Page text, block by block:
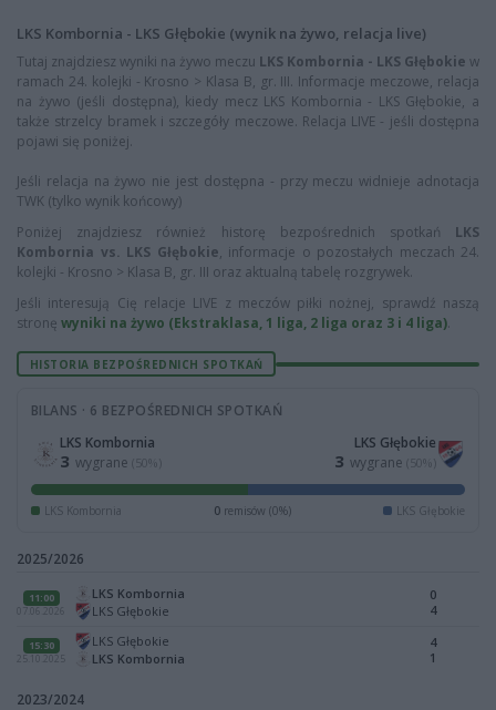
LKS Kombornia - LKS Głębokie (wynik na żywo, relacja live)
Tutaj znajdziesz wyniki na żywo meczu LKS Kombornia - LKS Głębokie w
ramach 24. kolejki - Krosno > Klasa B, gr. III. Informacje meczowe, relacja
na żywo (jeśli dostępna), kiedy mecz LKS Kombornia - LKS Głębokie, a
także strzelcy bramek i szczegóły meczowe. Relacja LIVE - jeśli dostępna
pojawi się poniżej.
Jeśli relacja na żywo nie jest dostępna - przy meczu widnieje adnotacja
TWK (tylko wynik końcowy)
Poniżej znajdziesz również historę bezpośrednich spotkań LKS
Kombornia vs. LKS Głębokie, informacje o pozostałych meczach 24.
kolejki - Krosno > Klasa B, gr. III oraz aktualną tabelę rozgrywek.
Jeśli interesują Cię relacje LIVE z meczów piłki nożnej, sprawdź naszą
stronę wyniki na żywo (Ekstraklasa, 1 liga, 2 liga oraz 3 i 4 liga).
HISTORIA BEZPOŚREDNICH SPOTKAŃ
BILANS · 6 BEZPOŚREDNICH SPOTKAŃ
LKS Kombornia
3 wygrane (50%)
LKS Głębokie
3 wygrane (50%)
LKS Kombornia 0 remisów (0%) LKS Głębokie
2025/2026
11:00
07.06.2026
LKS Kombornia
LKS Głębokie
0
4
15:30
25.10.2025
LKS Głębokie
LKS Kombornia
4
1
2023/2024